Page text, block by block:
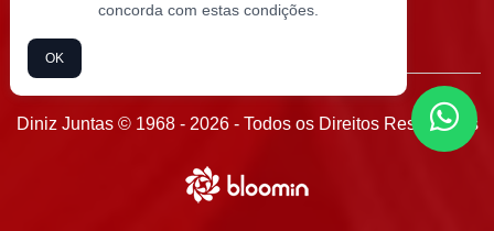
Diniz Juntas © 1968 - 2026 - Todos os Direitos Reservados
concorda com estas condições.
OK